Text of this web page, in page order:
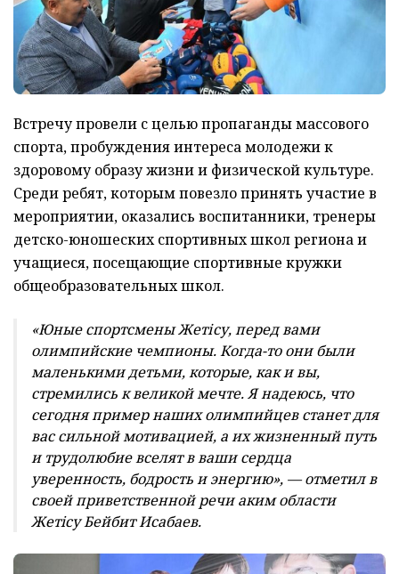
Встречу провели с целью пропаганды массового
спорта, пробуждения интереса молодежи к
здоровому образу жизни и физической культуре.
Среди ребят, которым повезло принять участие в
мероприятии, оказались воспитанники, тренеры
детско-юношеских спортивных школ региона и
учащиеся, посещающие спортивные кружки
общеобразовательных школ.
«Юные спортсмены Жетісу, перед вами
олимпийские чемпионы. Когда-то они были
маленькими детьми, которые, как и вы,
стремились к великой мечте. Я надеюсь, что
сегодня пример наших олимпийцев станет для
вас сильной мотивацией, а их жизненный путь
и трудолюбие вселят в ваши сердца
уверенность, бодрость и энергию», — отметил в
своей приветственной речи аким области
Жетiсу Бейбит Исабаев.